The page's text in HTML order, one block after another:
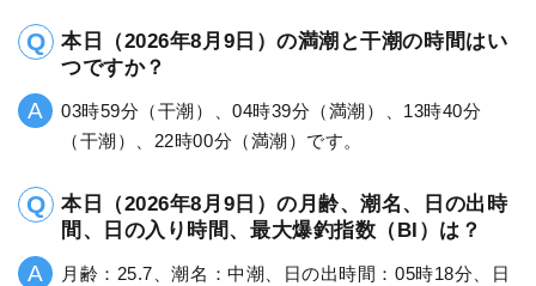
本日（2026年8月9日）の満潮と干潮の時間はい
つですか？
03時59分（干潮）、04時39分（満潮）、13時40分
（干潮）、22時00分（満潮）です。
本日（2026年8月9日）の月齢、潮名、日の出時
間、日の入り時間、最大爆釣指数（BI）は？
月齢：25.7、潮名：中潮、日の出時間：05時18分、日